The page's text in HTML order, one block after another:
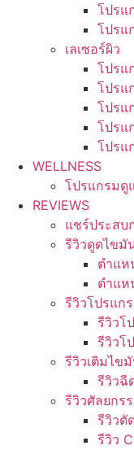
โปรแ
โปรแ
เลเซอร์ผิว
โปรแ
โปรแ
โปรแ
โปรแ
โปรแ
WELLNESS
โปรแกรมดู
REVIEWS
แชร์ประสบ
รีวิวดูดไขมั
ตำแห
ตำแห
รีวิวโปรแก
รีวิวโ
รีวิวโ
รีวิวเติมไข
รีวิวฉี
รีวิวศัลยกร
รีวิวตั
รีวิว